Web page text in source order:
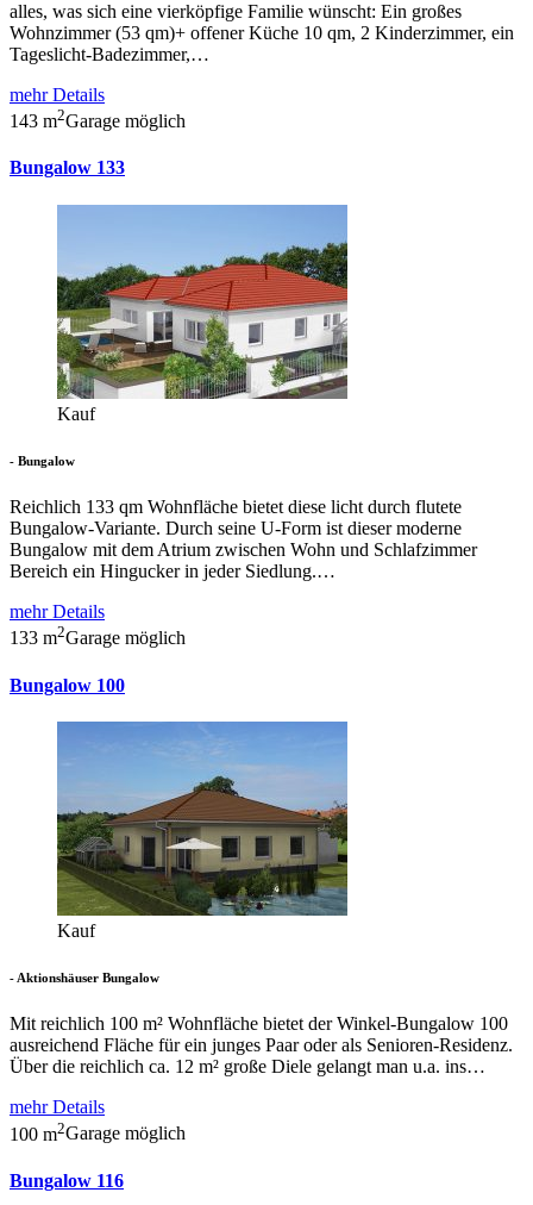
alles, was sich eine vierköpfige Familie wünscht: Ein großes
Wohnzimmer (53 qm)+ offener Küche 10 qm, 2 Kinderzimmer, ein
Tageslicht-Badezimmer,…
mehr Details
143 m2Garage möglich
Bungalow 133
Kauf
- Bungalow
Reichlich 133 qm Wohnfläche bietet diese licht durch flutete
Bungalow-Variante. Durch seine U-Form ist dieser moderne
Bungalow mit dem Atrium zwischen Wohn und Schlafzimmer
Bereich ein Hingucker in jeder Siedlung.…
mehr Details
133 m2Garage möglich
Bungalow 100
Kauf
- Aktionshäuser Bungalow
Mit reichlich 100 m² Wohnfläche bietet der Winkel-Bungalow 100
ausreichend Fläche für ein junges Paar oder als Senioren-Residenz.
Über die reichlich ca. 12 m² große Diele gelangt man u.a. ins…
mehr Details
100 m2Garage möglich
Bungalow 116